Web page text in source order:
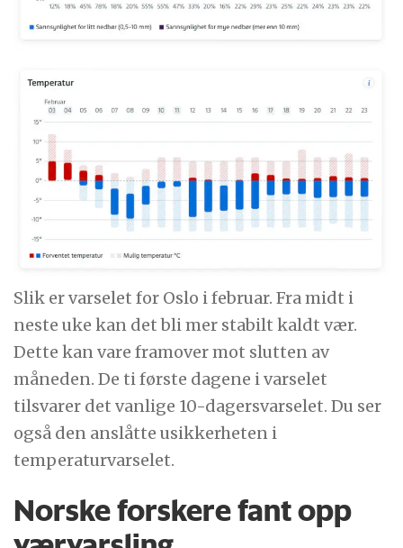
Slik er varselet for Oslo i februar. Fra midt i
neste uke kan det bli mer stabilt kaldt vær.
Dette kan vare framover mot slutten av
måneden. De ti første dagene i varselet
tilsvarer det vanlige 10-dagersvarselet. Du ser
også den anslåtte usikkerheten i
temperaturvarselet.
Norske forskere fant opp